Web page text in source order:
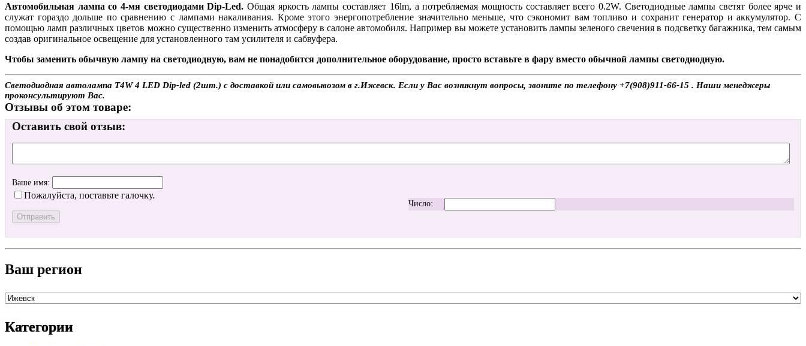
Автомобильная лампа co 4-мя светодиодами Dip-Led. Общая яркость лампы составляет 16lm, а потребляемая мощность составляет всего 0.2W. Светодиодные лампы светят более ярче и
служат гораздо дольше по сравнению с лампами накаливания. Кроме этого энергопотребление значительно меньше, что сэкономит вам топливо и сохранит генератор и аккумулятор. С
помощью ламп различных цветов можно существенно изменить атмосферу в салоне автомобиля. Например вы можете установить лампы зеленого свечения в подсветку багажника, тем самым
создав оригинальное освещение для установленного там усилителя и сабвуфера.
Чтобы заменить обычную лампу на светодиодную, вам не понадобится дополнительное оборудование, просто вставьте в фару вместо обычной лампы светодиодную.
Светодиодная автолампа T4W 4 LED Dip-led (2шт.) с доставкой или самовывозом в г.Ижевск. Если у Вас возникнут вопросы, звоните по телефону +7(908)911-66-15 . Наши менеджеры
проконсультируют Вас.
Отзывы об этом товаре:
Оставить свой отзыв:
Ваше имя:
Пожалуйста, поставьте галочку.
Число:
Ваш регион
Категории